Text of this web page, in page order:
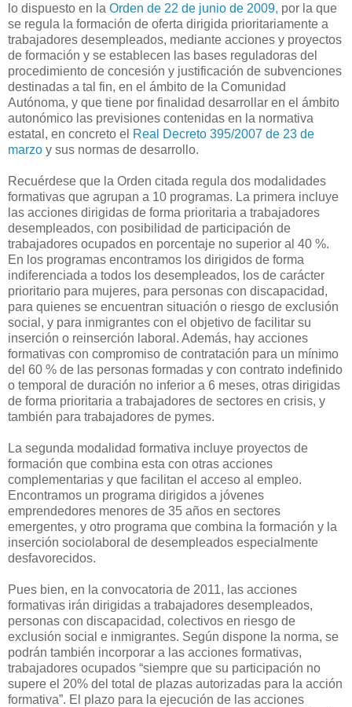
lo dispuesto en la Orden de 22 de junio de 2009, por la que
se regula la formación de oferta dirigida prioritariamente a
trabajadores desempleados, mediante acciones y proyectos
de formación y se establecen las bases reguladoras del
procedimiento de concesión y justificación de subvenciones
destinadas a tal fin, en el ámbito de la Comunidad
Autónoma, y que tiene por finalidad desarrollar en el ámbito
autonómico las previsiones contenidas en la normativa
estatal, en concreto el Real Decreto 395/2007 de 23 de
marzo y sus normas de desarrollo.
Recuérdese que la Orden citada regula dos modalidades
formativas que agrupan a 10 programas. La primera incluye
las acciones dirigidas de forma prioritaria a trabajadores
desempleados, con posibilidad de participación de
trabajadores ocupados en porcentaje no superior al 40 %.
En los programas encontramos los dirigidos de forma
indiferenciada a todos los desempleados, los de carácter
prioritario para mujeres, para personas con discapacidad,
para quienes se encuentran situación o riesgo de exclusión
social, y para inmigrantes con el objetivo de facilitar su
inserción o reinserción laboral. Además, hay acciones
formativas con compromiso de contratación para un mínimo
del 60 % de las personas formadas y con contrato indefinido
o temporal de duración no inferior a 6 meses, otras dirigidas
de forma prioritaria a trabajadores de sectores en crisis, y
también para trabajadores de pymes.
La segunda modalidad formativa incluye proyectos de
formación que combina esta con otras acciones
complementarias y que facilitan el acceso al empleo.
Encontramos un programa dirigidos a jóvenes
emprendedores menores de 35 años en sectores
emergentes, y otro programa que combina la formación y la
inserción sociolaboral de desempleados especialmente
desfavorecidos.
Pues bien, en la convocatoria de 2011, las acciones
formativas irán dirigidas a trabajadores desempleados,
personas con discapacidad, colectivos en riesgo de
exclusión social e inmigrantes. Según dispone la norma, se
podrán también incorporar a las acciones formativas,
trabajadores ocupados “siempre que su participación no
supere el 20% del total de plazas autorizadas para la acción
formativa”. El plazo para la ejecución de las acciones